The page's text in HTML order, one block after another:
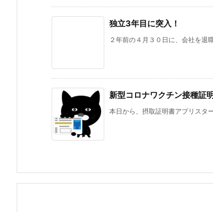
独立3年目に突入！
２年前の４月３０日に、会社を退
新型コロナワクチン接種証
本日から、摂取証明書アプリス